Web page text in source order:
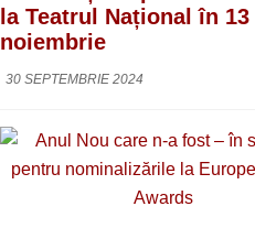
la Teatrul Național în 13
noiembrie
30 SEPTEMBRIE 2024